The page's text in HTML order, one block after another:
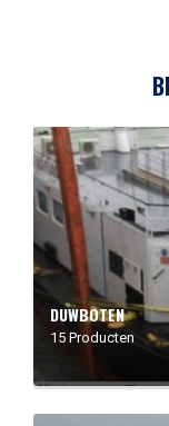
DUWBOTEN
15 Producten